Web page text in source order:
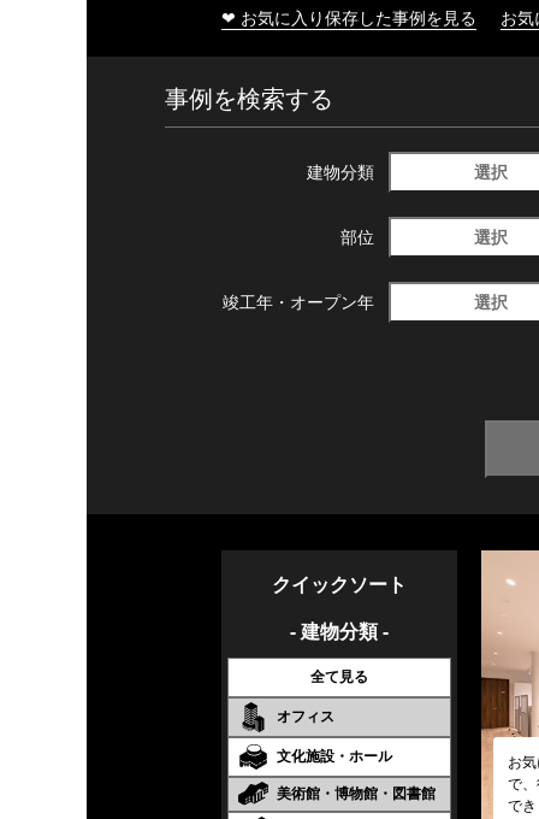
❤ お気に入り保存した事例を見る お
事例を検索する
建物分類 選択
部位 選択
竣工年・ オープン年 選択
クイックソート
- 建物分類 -
全て見る
オフィス
文化施設・ホール
美術館・博物館・図書館
お
で
で